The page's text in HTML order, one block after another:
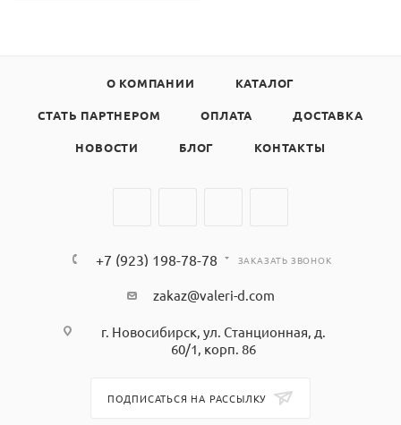
О КОМПАНИИ КАТАЛОГ
СТАТЬ ПАРТНЕРОМ ОПЛАТА ДОСТАВКА
НОВОСТИ БЛОГ КОНТАКТЫ
+7 (923) 198-78-78 ЗАКАЗАТЬ ЗВОНОК
zakaz@valeri-d.com
г. Новосибирск, ул. Станционная, д.
60/1, корп. 86
ПОДПИСАТЬСЯ НА РАССЫЛКУ